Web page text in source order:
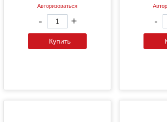
Авторизоваться
- +
Купить
-